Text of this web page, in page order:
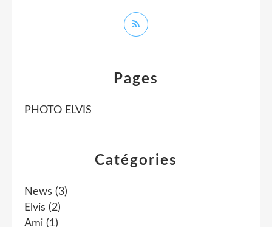
Catégories
News (3)
Elvis (2)
Ami (1)
Pages
PHOTO ELVIS